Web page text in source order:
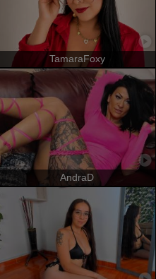
TamaraFoxy
AndraD